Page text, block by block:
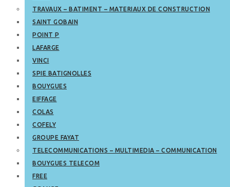
TRAVAUX – BATIMENT – MATERIAUX DE CONSTRUCTION
SAINT GOBAIN
POINT P
LAFARGE
VINCI
SPIE BATIGNOLLES
BOUYGUES
EIFFAGE
COLAS
COFELY
GROUPE FAYAT
TELECOMMUNICATIONS – MULTIMEDIA – COMMUNICATION
BOUYGUES TELECOM
FREE